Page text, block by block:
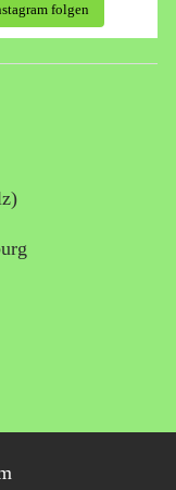
folgen